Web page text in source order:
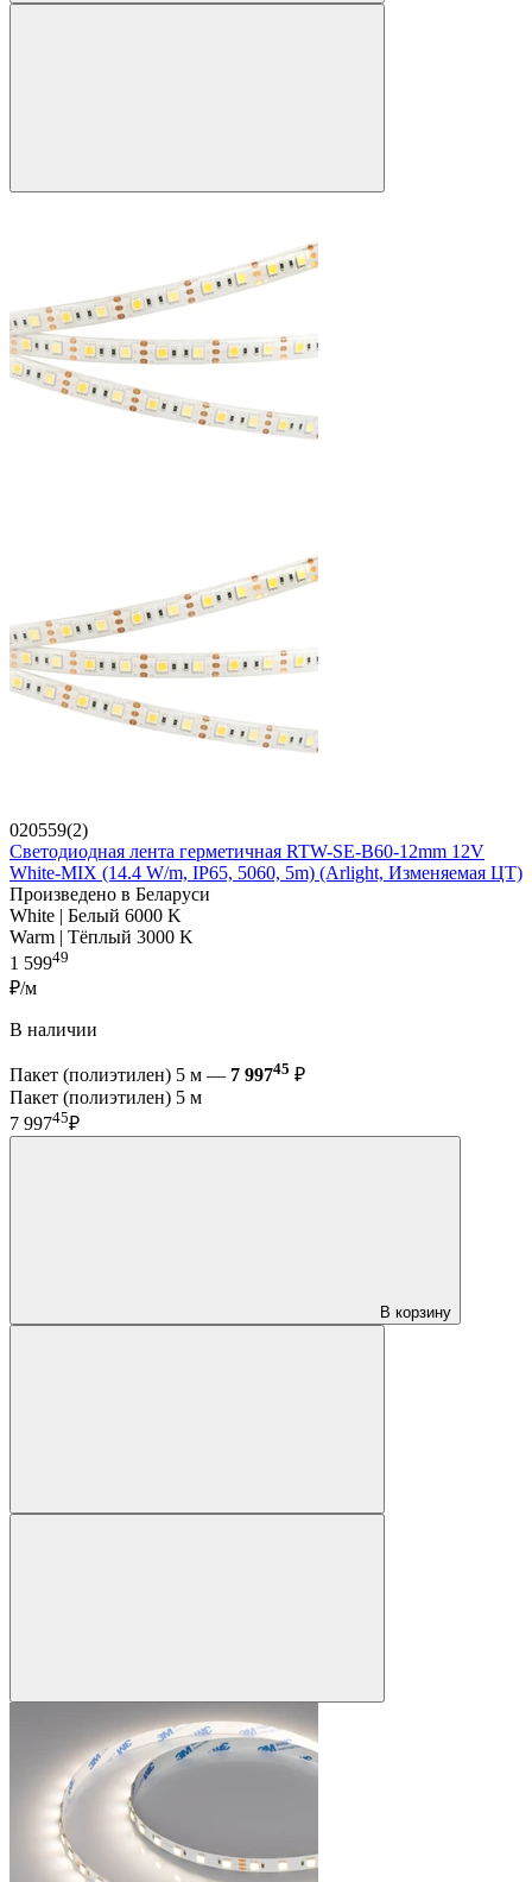
020559(2)
Светодиодная лента герметичная RTW-SE-B60-12mm 12V
White-MIX (14.4 W/m, IP65, 5060, 5m) (Arlight, Изменяемая ЦТ)
Произведено в Беларуси
White | Белый 6000 K
Warm | Тёплый 3000 K
1 59949
₽/м
В наличии
Пакет (полиэтилен) 5 м — 7 99745 ₽
Пакет (полиэтилен) 5 м
7 99745₽
В корзину